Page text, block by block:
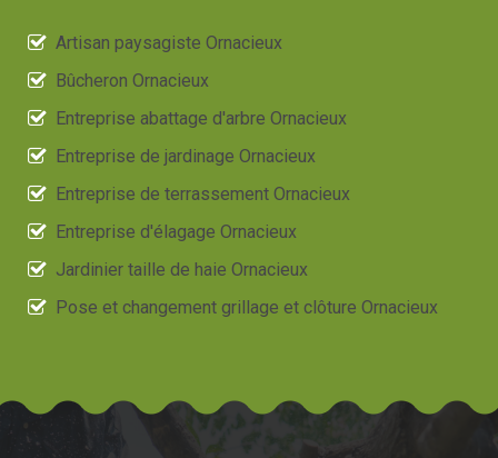
Artisan paysagiste Ornacieux
Bûcheron Ornacieux
Entreprise abattage d'arbre Ornacieux
Entreprise de jardinage Ornacieux
Entreprise de terrassement Ornacieux
Entreprise d'élagage Ornacieux
Jardinier taille de haie Ornacieux
Pose et changement grillage et clôture Ornacieux